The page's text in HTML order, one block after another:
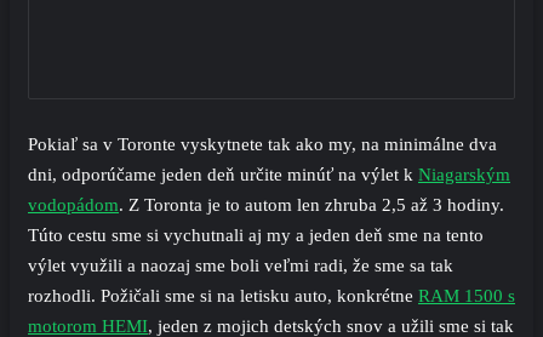
Pokiaľ sa v Toronte vyskytnete tak ako my, na minimálne dva
dni, odporúčame jeden deň určite minúť na výlet k Niagarským
vodopádom. Z Toronta je to autom len zhruba 2,5 až 3 hodiny.
Túto cestu sme si vychutnali aj my a jeden deň sme na tento
výlet využili a naozaj sme boli veľmi radi, že sme sa tak
rozhodli. Požičali sme si na letisku auto, konkrétne RAM 1500 s
motorom HEMI, jeden z mojich detských snov a užili sme si tak